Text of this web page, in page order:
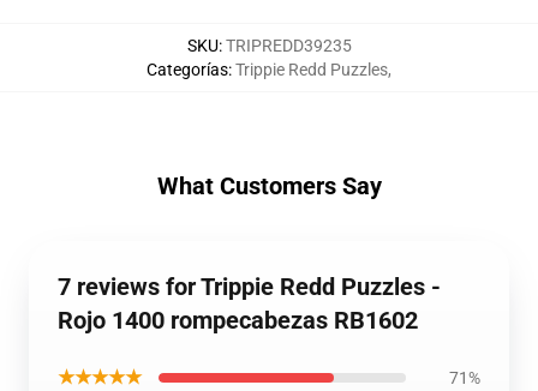
SKU:TRIPREDD39235
Categorías:Trippie Redd Puzzles,
What Customers Say
7 reviews for Trippie Redd Puzzles -
Rojo 1400 rompecabezas RB1602
★★★★★ 71%